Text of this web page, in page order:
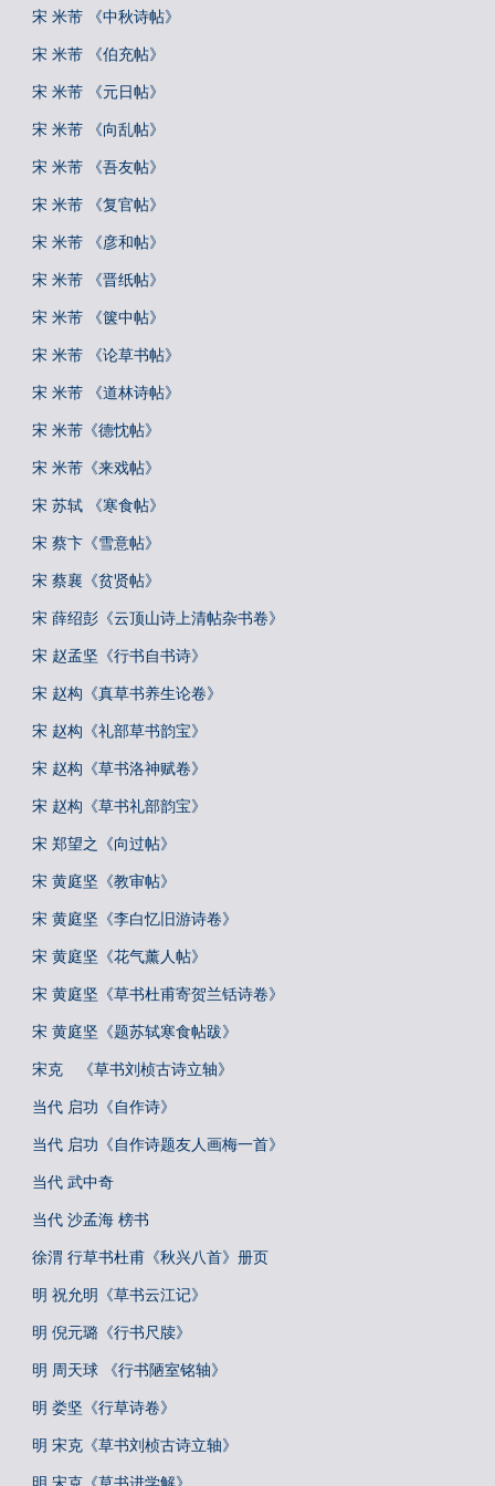
宋 米芾 《中秋诗帖》
宋 米芾 《伯充帖》
宋 米芾 《元日帖》
宋 米芾 《向乱帖》
宋 米芾 《吾友帖》
宋 米芾 《复官帖》
宋 米芾 《彦和帖》
宋 米芾 《晋纸帖》
宋 米芾 《箧中帖》
宋 米芾 《论草书帖》
宋 米芾 《道林诗帖》
宋 米芾《德忱帖》
宋 米芾《来戏帖》
宋 苏轼 《寒食帖》
宋 蔡卞《雪意帖》
宋 蔡襄《贫贤帖》
宋 薛绍彭《云顶山诗上清帖杂书卷》
宋 赵孟坚《行书自书诗》
宋 赵构《真草书养生论卷》
宋 赵构《礼部草书韵宝》
宋 赵构《草书洛神赋卷》
宋 赵构《草书礼部韵宝》
宋 郑望之《向过帖》
宋 黄庭坚《教审帖》
宋 黄庭坚《李白忆旧游诗卷》
宋 黄庭坚《花气薰人帖》
宋 黄庭坚《草书杜甫寄贺兰铦诗卷》
宋 黄庭坚《题苏轼寒食帖跋》
宋克 《草书刘桢古诗立轴》
当代 启功《自作诗》
当代 启功《自作诗题友人画梅一首》
当代 武中奇
当代 沙孟海 榜书
徐渭 行草书杜甫《秋兴八首》册页
明 祝允明《草书云江记》
明 倪元璐《行书尺牍》
明 周天球 《行书陋室铭轴》
明 娄坚《行草诗卷》
明 宋克《草书刘桢古诗立轴》